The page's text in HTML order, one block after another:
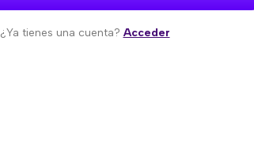
¿Ya tienes una cuenta? Acceder